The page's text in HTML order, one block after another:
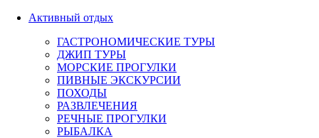
Активный отдых
ГАСТРОНОМИЧЕСКИЕ ТУРЫ
ДЖИП ТУРЫ
МОРСКИЕ ПРОГУЛКИ
ПИВНЫЕ ЭКСКУРСИИ
ПОХОДЫ
РАЗВЛЕЧЕНИЯ
РЕЧНЫЕ ПРОГУЛКИ
РЫБАЛКА